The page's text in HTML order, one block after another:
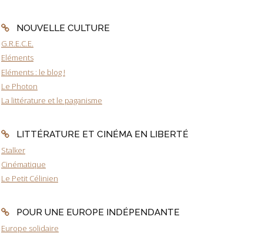
NOUVELLE CULTURE
G.R.E.C.E.
Eléments
Eléments : le blog !
Le Photon
La littérature et le paganisme
LITTÉRATURE ET CINÉMA EN LIBERTÉ
Stalker
Cinématique
Le Petit Célinien
POUR UNE EUROPE INDÉPENDANTE
Europe solidaire